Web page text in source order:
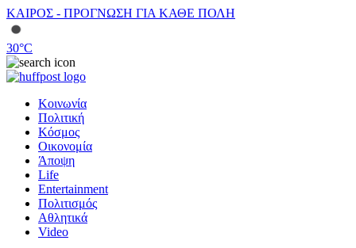
ΚΑΙΡΟΣ - ΠΡΟΓΝΩΣΗ ΓΙΑ ΚΑΘΕ ΠΟΛΗ
30°C
Κοινωνία
Πολιτική
Κόσμος
Οικονομία
Άποψη
Life
Entertainment
Πολιτισμός
Αθλητικά
Video